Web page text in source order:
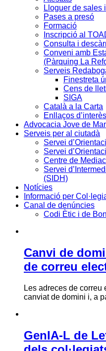
Lloguer de sales
Pases a presó
Formació
Inscripció al
Consulta i
Conveni amb
(Pàrquing La
Serveis
Finestreta
Cens de
SIGA
Català a la Carta
Enllaços d’interès
Advocacia Jove de
Serveis per al ciutadà
Servei
Servei
Centre de
Servei
(SIDH)
Notícies
Informació per
Canal de denúncies
Codi Ètic i de
Canvi de
de correu
Les adreces de correu
canviat de domini i, a
GenIA-L de